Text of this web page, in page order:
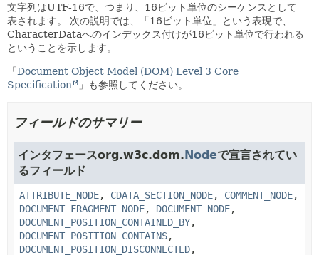
文字列はUTF-16で、つまり、16ビット単位のシーケンスとして
表されます。
次の説明では、「16ビット単位」という表現で、
CharacterDataへのインデックス付けが16ビット単位で行われる
ということを示します。
「Document Object Model (DOM) Level 3 Core
Specification
」も参照してください。
フィールドのサマリー
インタフェースorg.w3c.dom.Nodeで宣言されてい
るフィールド
ATTRIBUTE_NODE, CDATA_SECTION_NODE, COMMENT_NODE,
DOCUMENT_FRAGMENT_NODE, DOCUMENT_NODE,
DOCUMENT_POSITION_CONTAINED_BY,
DOCUMENT_POSITION_CONTAINS,
DOCUMENT_POSITION_DISCONNECTED,